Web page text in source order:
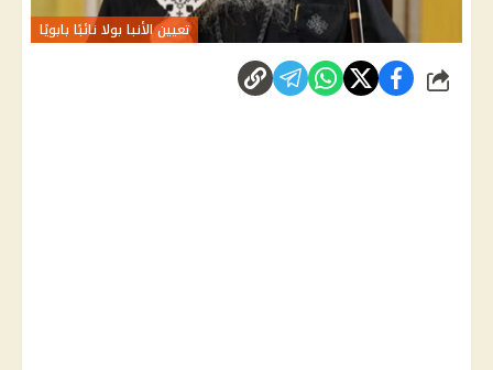
تعيين الأنبا بولا نائبًا بابويًا
شارك